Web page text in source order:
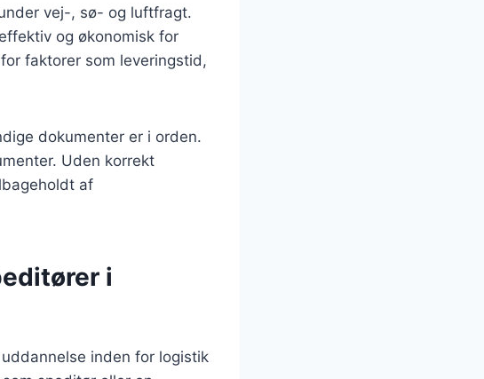
vej-, sø- og luftfragt.
og økonomisk for
faktorer som leveringstid,
dokumenter er i orden.
Uden korrekt
af
i
inden for logistik